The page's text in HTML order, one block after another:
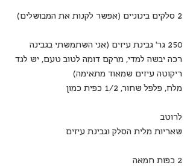
2 סלקים בינוניים (אפשר לקנות את המבושלים)
250 גר’ גבינת עיזים (אני השתמשתי בגבינה
רכה יבשה למדי, מרקם דומה לטוב טעם, יש לגד
ריקוטה עיזים שמאוד מתאימה)
מלח, פלפל שחור, 1/2 כפית כמון
לרוטב
שאריות מלית הסלק וגבינת עיזים
2 כפות חמאה